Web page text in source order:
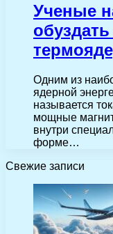
Ученые
Одним из
ядерной
называется
мощные
внутри
форме…
Свежие записи